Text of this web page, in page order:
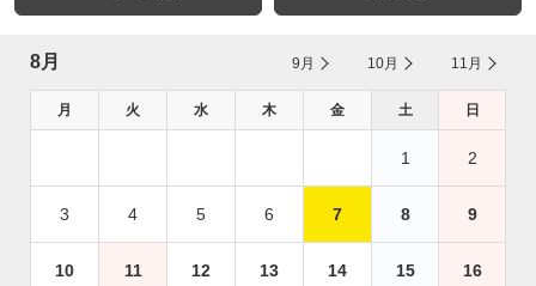
8月 9月 10月 11月
月 火 水 木 金 土 日
1 2
3 4 5 6 7 8 9
10 11 12 13 14 15 16